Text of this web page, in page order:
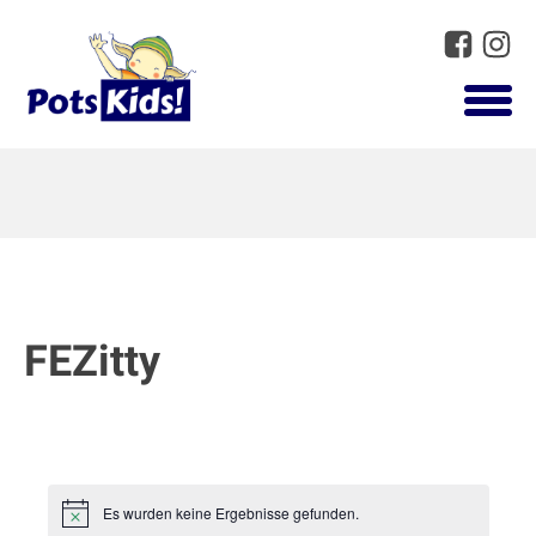
FEZitty
Es wurden keine Ergebnisse gefunden.